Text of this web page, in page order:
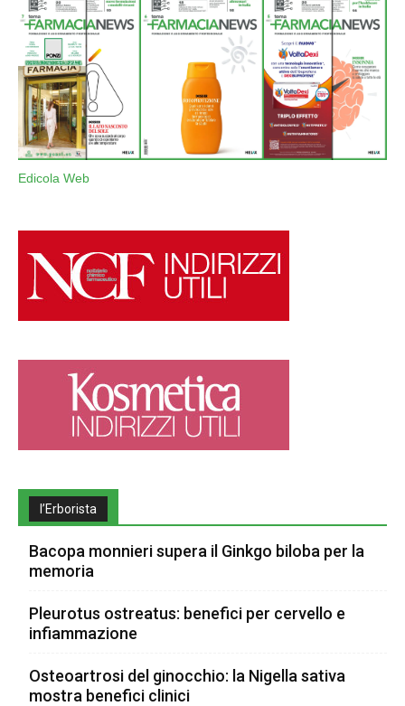
Edicola Web
l’Erborista
Bacopa monnieri supera il Ginkgo biloba per la
memoria
Pleurotus ostreatus: benefici per cervello e
infiammazione
Osteoartrosi del ginocchio: la Nigella sativa
mostra benefici clinici